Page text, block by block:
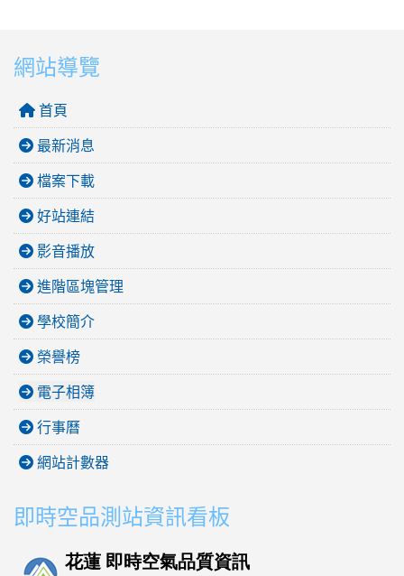
網站導覽
首頁
最新消息
檔案下載
好站連結
影音播放
進階區塊管理
學校簡介
榮譽榜
電子相簿
行事曆
網站計數器
即時空品測站資訊看板